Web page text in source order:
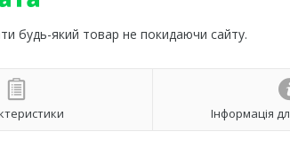
будь-який товар не покидаючи сайту.
Інформація